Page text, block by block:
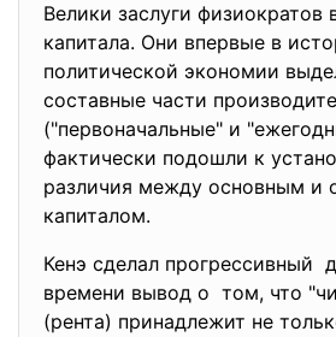
Велики заслуги физиократов
капитала. Они впервые в
политической экономии
составные части
("первоначальные" и
фактически подошли к
различия между основным и
капиталом.
Кенэ сделал прогрессивный
времени вывод о том, что
(рента) принадлежит не